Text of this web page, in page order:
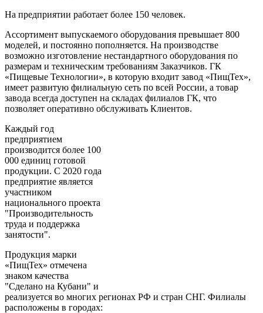
На предприятии работает более 150 человек.
Ассортимент выпускаемого оборудования превышает 800
моделей, и постоянно пополняется. На производстве
возможно изготовление нестандартного оборудования по
размерам и техническим требованиям Заказчиков. ГК
«Пищевые Технологии», в которую входит завод «ПищТех»,
имеет развитую филиальную сеть по всей России, а товар
завода всегда доступен на складах филиалов ГК, что
позволяет оперативно обслуживать Клиентов.
Каждый год
предприятием
производится более 100
000 единиц готовой
продукции. С 2020 года
предприятие является
участником
национального проекта
"Производительность
труда и поддержка
занятости".
Продукция марки
«ПищТех» отмечена
знаком качества
"Сделано на Кубани" и
реализуется во многих регионах РФ и стран СНГ. Филиалы
расположены в городах: